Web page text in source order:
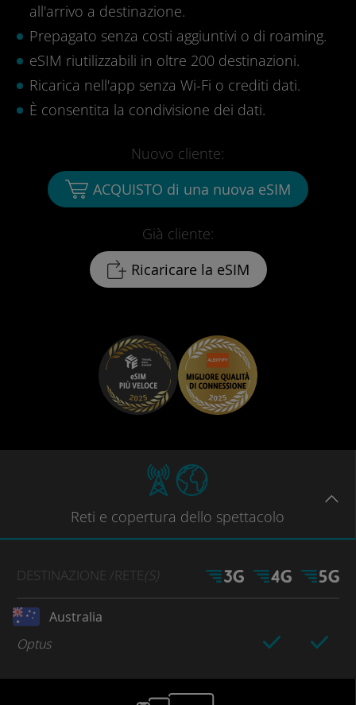
all'arrivo a destinazione.
Prepagato senza costi aggiuntivi o di roaming.
eSIM riutilizzabili in oltre 200 destinazioni.
Ricarica nell'app senza Wi-Fi o crediti dati.
È consentita la condivisione dei dati.
Già cliente:
Ricaricare la eSIM
Nuovo cliente:
ACQUISTO di una nuova eSIM
Reti e copertura dello spettacolo
DESTINAZIONE /RETE(S)
Australia
Optus